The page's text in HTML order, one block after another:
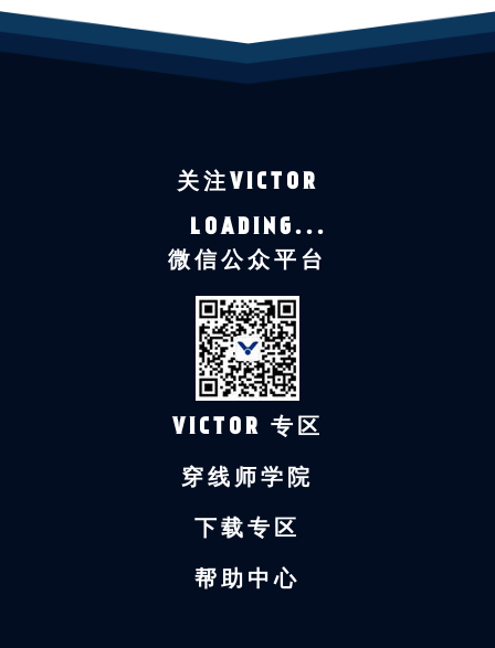
关注VICTOR
LOADING...
微信公众平台
VICTOR 专区
穿线师学院
下载专区
帮助中心